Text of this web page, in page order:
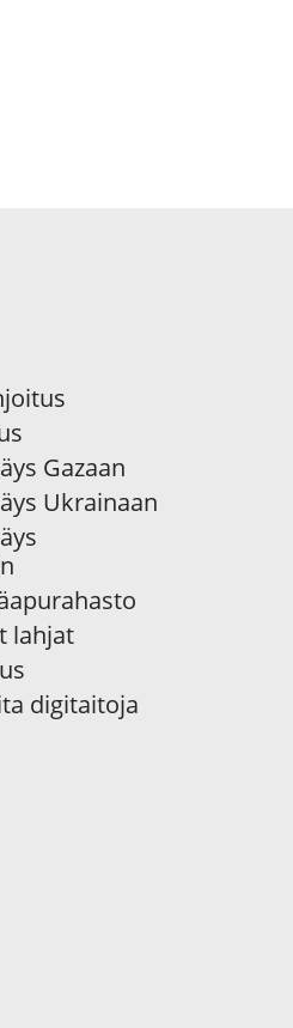
Gazaan
Ukrainaan
lahjat
digitaitoja